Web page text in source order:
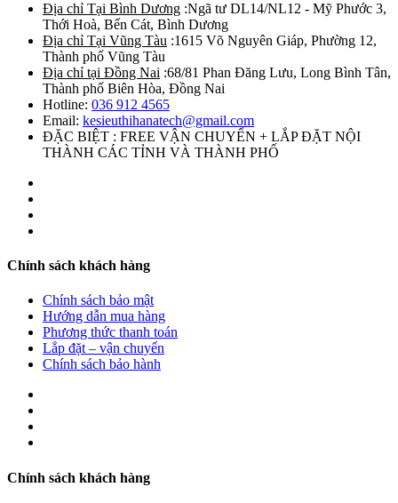
Địa chỉ Tại Bình Dương :Ngã tư DL14/NL12 - Mỹ Phước 3,
Thới Hoà, Bến Cát, Bình Dương
Địa chỉ Tại Vũng Tàu :1615 Võ Nguyên Giáp, Phường 12,
Thành phố Vũng Tàu
Địa chỉ tại Đồng Nai :68/81 Phan Đăng Lưu, Long Bình Tân,
Thành phố Biên Hòa, Đồng Nai
Hotline: 036 912 4565
Email: kesieuthihanatech@gmail.com
ĐẶC BIỆT : FREE VẬN CHUYỂN + LẮP ĐẶT NỘI
THÀNH CÁC TỈNH VÀ THÀNH PHỐ
Chính sách khách hàng
Chính sách bảo mật
Hướng dẫn mua hàng
Phương thức thanh toán
Lắp đặt – vận chuyển
Chính sách bảo hành
Chính sách khách hàng